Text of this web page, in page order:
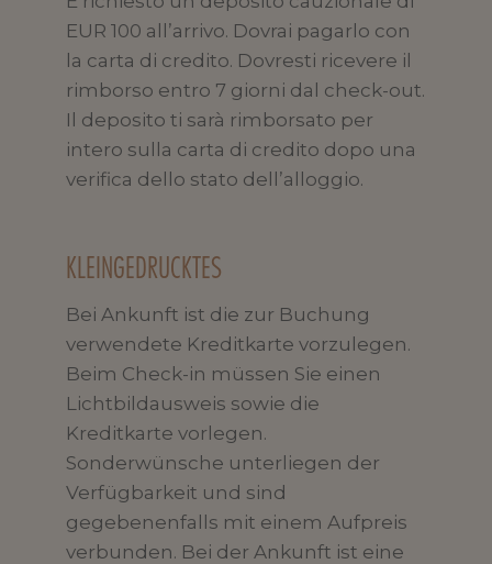
EUR 100 all’arrivo. Dovrai pagarlo con
la carta di credito. Dovresti ricevere il
rimborso entro 7 giorni dal check-out.
Il deposito ti sarà rimborsato per
intero sulla carta di credito dopo una
verifica dello stato dell’alloggio.
KLEINGEDRUCKTES
Bei Ankunft ist die zur Buchung
verwendete Kreditkarte vorzulegen.
Beim Check-in müssen Sie einen
Lichtbildausweis sowie die
Kreditkarte vorlegen.
Sonderwünsche unterliegen der
Verfügbarkeit und sind
gegebenenfalls mit einem Aufpreis
verbunden. Bei der Ankunft ist eine